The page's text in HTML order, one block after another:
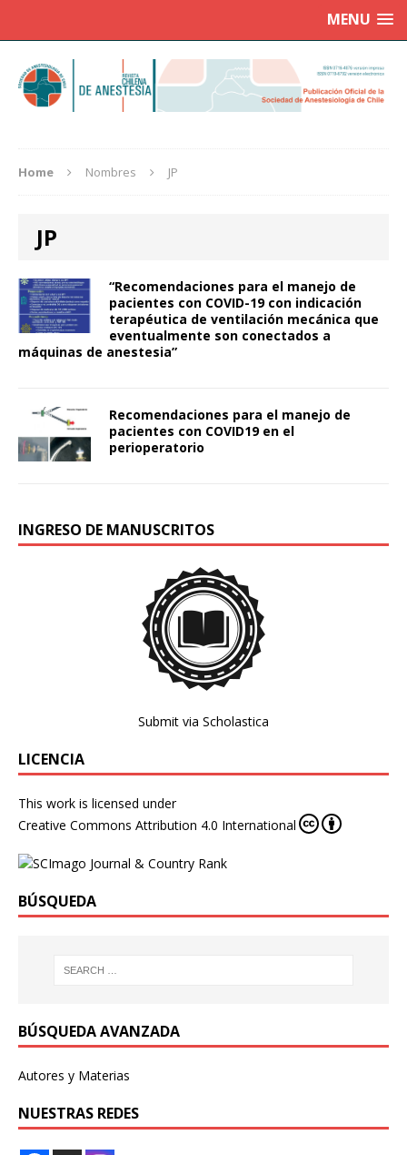
MENU
Home Nombres JP
JP
“Recomendaciones para el manejo de
pacientes con COVID-19 con indicación
terapéutica de ventilación mecánica que
eventualmente son conectados a
máquinas de anestesia”
Recomendaciones para el manejo de
pacientes con COVID19 en el
perioperatorio
INGRESO DE MANUSCRITOS
Submit via Scholastica
LICENCIA
This work is licensed under
Creative Commons Attribution 4.0 International
BÚSQUEDA
BÚSQUEDA AVANZADA
Autores y Materias
NUESTRAS REDES